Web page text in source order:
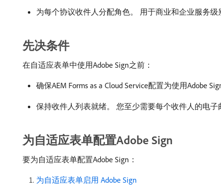
为每个协议收件人分配角色。 用于商业和企业服务级
先决条件
在自适应表单中使用Adobe Sign之前：
确保AEM Forms as a Cloud Service配置为使用Adobe
保持收件人列表就绪。 您至少需要每个收件人的电子
为自适应表单配置Adobe Sign
要为自适应表单配置Adobe Sign：
为自适应表单启用 Adobe Sign ​